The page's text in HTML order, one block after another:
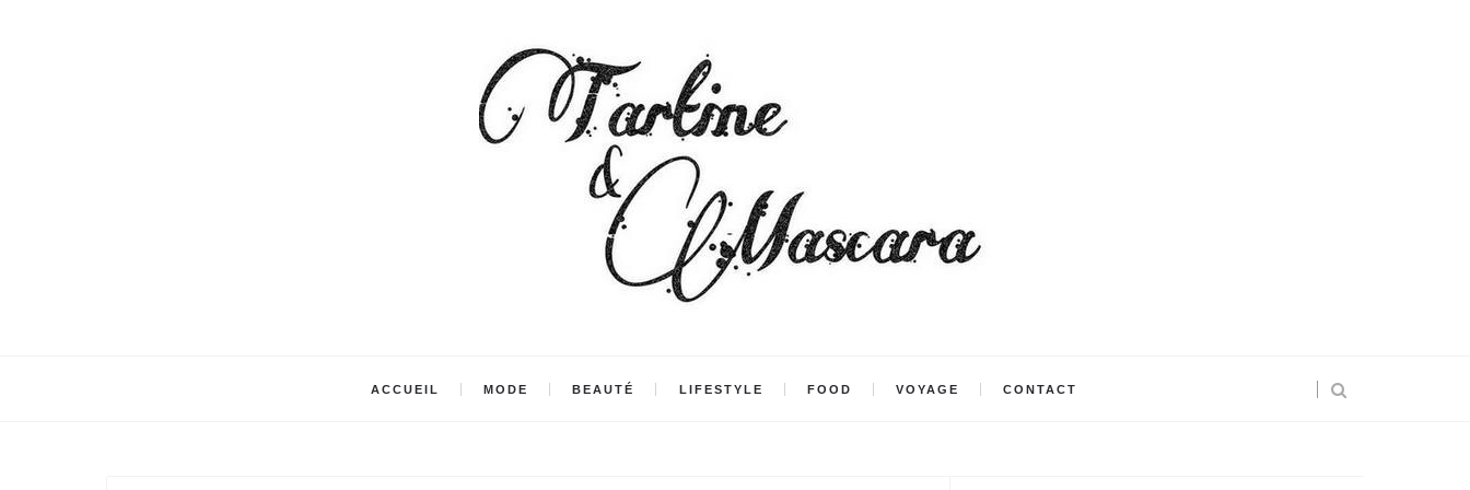
ACCUEIL MODE BEAUTÉ LIFESTYLE FOOD VOYAGE CONTACT